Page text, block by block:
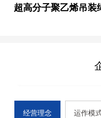
超高分子聚乙烯吊装
经营理念 运作模